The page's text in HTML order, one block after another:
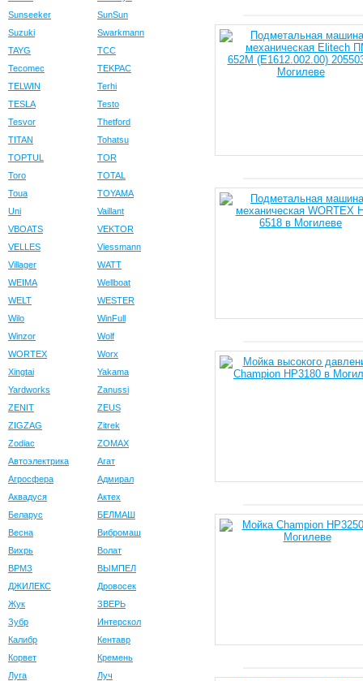
Sunseeker
SunSun
Suzuki
Swarkmann
TAYG
TCC
Tecomec
TEKPAC
TELWIN
Terhi
TESLA
Testo
Tesvor
Thetford
TITAN
Tohatsu
TOPTUL
TOR
Toro
TOTAL
Toua
TOYAMA
Uni
Vaillant
VBOATS
VEKTOR
VELLES
Viessmann
Villager
WATT
WEIMA
Wellboat
WELT
WESTER
Wilo
WinFull
Winzor
Wolf
WORTEX
Worx
Xingtai
Yakama
Yardworks
Zanussi
ZENIT
ZEUS
ZIGZAG
Zitrek
Zodiac
ZOMAX
Автоэлектрика
Агат
Агросфера
Адмирал
Аквадуся
Актех
Беларус
БЕЛМАШ
Весна
Вибромаш
Вихрь
Волат
ВРМЗ
ВЫМПЕЛ
ДЖИЛЕКС
Дровосек
Жук
ЗВЕРЬ
Зубр
Интерскол
Калибр
Кентавр
Корвет
Кремень
Луга
Луч